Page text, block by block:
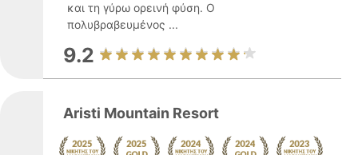
και τη γύρω ορεινή φύση. Ο
πολυβραβευμένος ...
9.2
Aristi Mountain Resort